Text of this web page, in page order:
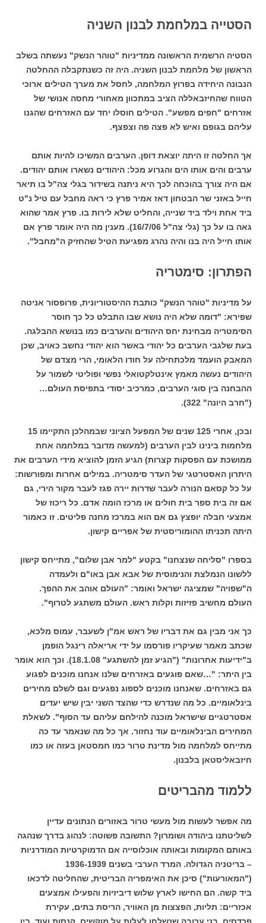
הסטייה במלחמת לבנון השניה
הסטיה הרשמית הראשונה ממדיניות "טוהר הנשק" נעשתה בשלב
הראשון של מלחמת לבנון השניה. היה זה כשנתקבלה ההחלטה
הנבונה היחידה בפרוץ המלחמה, לחסל את מערך הטילים ארוכי
הטווח שהחיזבאללה הציב במתכוון מאחורי מחסה אנושי של
אזרחים "חפים מפשע". הטילים חוסלו יחד עם האזרחים שהגנו
עליהם בגופם ואיש לא פצה פה וצפצף.
אך החלטה זו היתה יוצאת דופן. הערבים המשיכו להיות אותם
ערבים והים אותו הים והגרוע מכל: היהודים נשארו אותם יהודים.
אם היה צורך בהוכחה לכך היא ניתנה בשידור בגלי צה"ל בו תיאר
חייל באזני שר הבטחון דאז אמיר פרץ כי ראה מחבל עם טיל נ"ט
ביד אחת וילד ביד שנייה, והחליט שלא לירות בו. פרץ אמר שהוא
גאה בו על כך (גלי צה"ל 16/7/06). מענין מה היה אומר פרץ אם
אותו חייל היה בנו והיה נהרג מפגיעת הטיל שהחזיק ה"מחבל".
הפתרון: סימטריה
על מדיניות "טוהר הנשק" כותבת ההיסטוריונית, פרופסור אניטה
שפירא: "דומה שלא היה נושא שבו התבלט כל כך חוסר
הסימטריה מבחינת יחס היהודים והערבים כמו בנושא ההבלגה.
בעת שלגבי הערבים כל יהודי באשר הוא יהודי נחשב כאויב, שכן
המאבק הועמד מלכתחילה על חודו הלאומי, הרי מצדם של
היהודים נעשה מאמץ אינטלקטואלי נפשי ופוליטי לשמור על
ההבחנה בין סוגי הערבים, כמרכיב יסודי בתפיסת העולם…
("חרב היונה" 322).
ובכן, אחרי 125 שנים של המפעל הציוני שבמהלכן התקיימו 15
מלחמות בינינו לבין הערבים (למעשה מדובר במלחמה אחת
ממושכת עם הפסקות קצרות) הגיע הזמן להוציא מידי הערבים את
היתרון האסטרטגי של העדר סימטריה. במילים אחרות ומפורשות:
על כל קסאם הנורה לעבר שדרות יירה פגז לעבר מקור הירי, גם
אם זה בית ספר בית חולים או מרכז הומה אדם. כל ריכוז של
אמצעי חבלה יופצץ גם אם הוא במרכז מחנה פליטים. זו כאמור
היתה תכניתו ההומוריסטית של אפריים קישון.
בספרו "סליחה שנצחנו" בקטע "למר אבן שלום", מתייחס קישון
ללשונו הנמלצת והנימוסית של אבא אבן באו"ם ולעמדה
ה"שפויה" שמציגה ישראל ואומר: "העולם אוהב את ההפך.
העולם מחשיב פזיזות וקלות ראש. העולם משתגע לטרוף".
כך אני מבין גם את דבריו של ראש אמ"ן לשעבר, עמוס מלכא,
שכתב מאמר שעיקריו פורסמו על ידי אריאלה רינגל הופמן
ב"ידיעות אחרונות" ("הגיע זמן להשתגע" 18.1.08). וכך הוא אומר
בין היתר: "…שאם פוגעים באזרחים שלנו אנחנו מוכנים לפגוע
גם באזרחים. שאנחנו מוכנים לספוג נפגעים וגם לשלם מחירים
בינלאומיים. כל מה שנדרש כדי שהצד השני יבין שיש יעדים
אסטרטגיים שישראל מוכנה להילחם עליהם עד הסוף". לשאלת
המחירים הבינלאומיים עוד נחזור. אך כל מה שנאמר עד כה
מתייחס למלחמה מול מדינת טרור כמו חמסטאן בעזה או כמו
חיזבאליסטאן בלבנון.
ללמוד מהבריטים
מה אפשר לעשות מול מעשי טרור באזורים הנתונים עדיין
לשליטתנו ביהודה ושומרון? התשובה פשוטה: לנהוג בדרך שנהגה
באותם המקומות ובאותה אוכלוסייה אם הדמוקרטיות המודרניות
– בריטניה הגדולה. המרד הערבי בשנים 1936-1939
("המאורעות") סיכן את האימפריה הבריטית, שהחליטה לדכאו
ביד קשה. הם החישו לארץ שלוש דיביזיות והפעילו אמצעים
אכזריים: תליות, הפצצות מן האוויר, הריסת בתים, עקירת